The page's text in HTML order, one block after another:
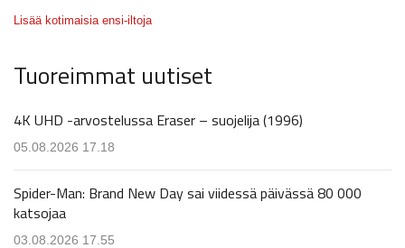
Lisää kotimaisia ensi-iltoja
Tuoreimmat uutiset
4K UHD -arvostelussa Eraser – suojelija (1996)
05.08.2026 17.18
Spider-Man: Brand New Day sai viidessä päivässä 80 000
katsojaa
03.08.2026 17.55